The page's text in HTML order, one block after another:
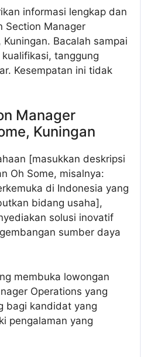
informasi lengkap dan
Section Manager
Bacalah sampai
tanggung
Kesempatan ini tidak
Manager
Kuningan
[masukkan deskripsi
Oh Some, misalnya:
di Indonesia yang
bidang usaha],
solusi inovatif
sumber daya
membuka lowongan
Operations yang
bagi kandidat yang
pengalaman yang